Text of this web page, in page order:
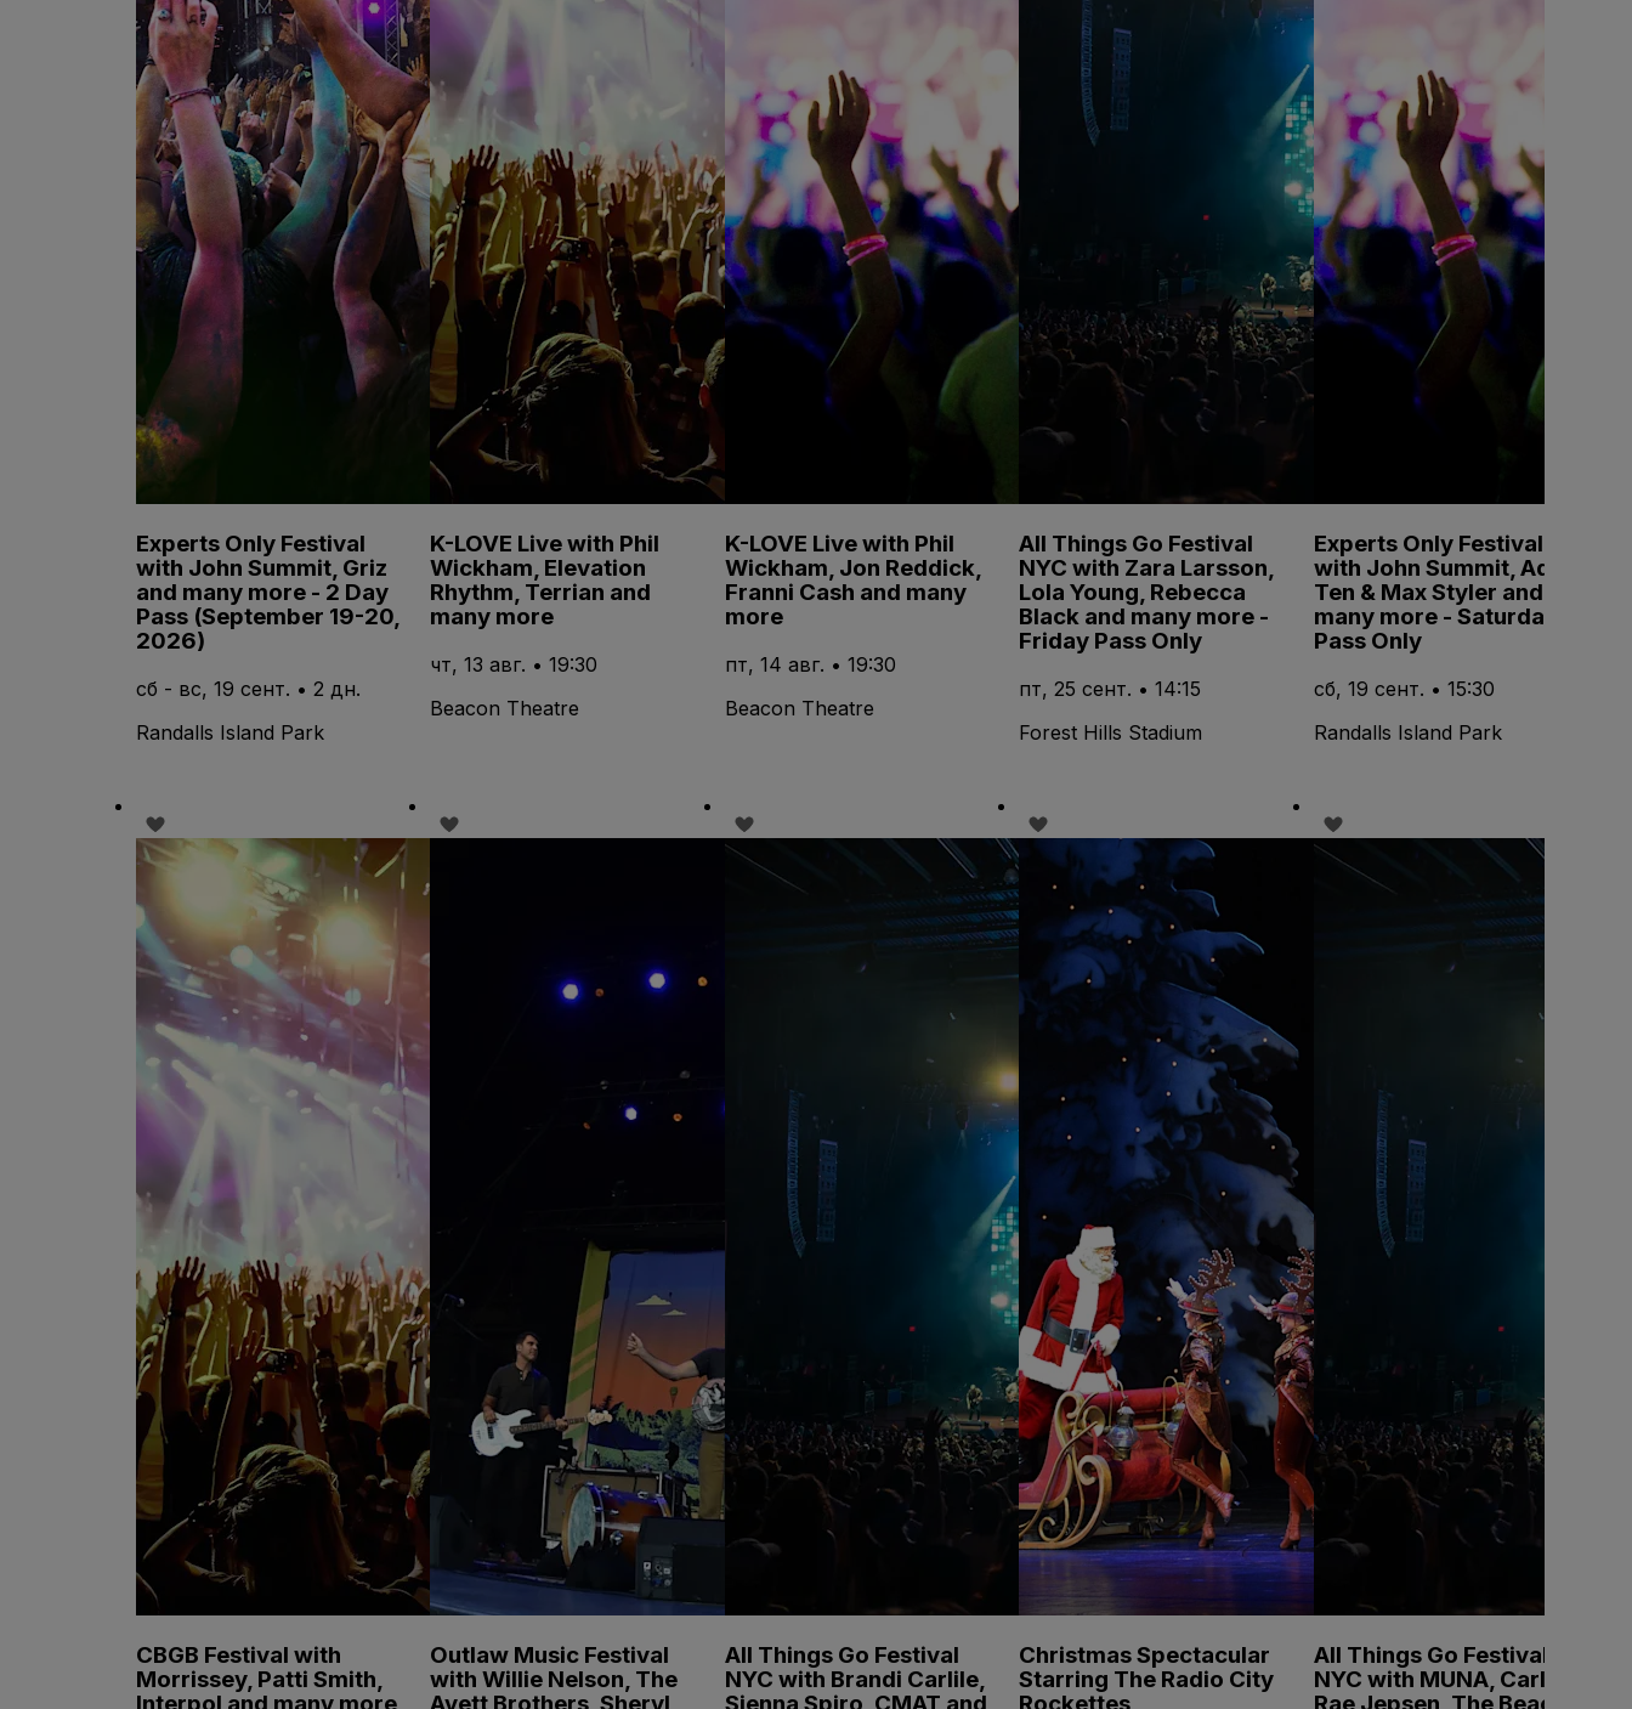
Experts Only Festival
with John Summit, Griz
and many more - 2 Day
Pass (September 19-20,
2026)
сб - вс, 19 сент. • 2 дн.
Randalls Island Park
K-LOVE Live with Phil
Wickham, Elevation
Rhythm, Terrian and
many more
чт, 13 авг. • 19:30
Beacon Theatre
K-LOVE Live with Phil
Wickham, Jon Reddick,
Franni Cash and many
more
пт, 14 авг. • 19:30
Beacon Theatre
All Things Go Festival
NYC with Zara Larsson,
Lola Young, Rebecca
Black and many more -
Friday Pass Only
пт, 25 сент. • 14:15
Forest Hills Stadium
Experts Only Festival
with John Summit, Adam
Ten & Max Styler and
many more - Saturday
Pass Only
сб, 19 сент. • 15:30
Randalls Island Park
CBGB Festival with
Morrissey, Patti Smith,
Interpol and many more
Outlaw Music Festival
with Willie Nelson, The
Avett Brothers, Sheryl
All Things Go Festival
NYC with Brandi Carlile,
Sienna Spiro, CMAT and
Christmas Spectacular
Starring The Radio City
Rockettes
All Things Go Festival
NYC with MUNA, Carly
Rae Jepsen, The Beaches